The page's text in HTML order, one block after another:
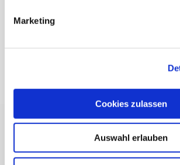
Marketing
Cookies zulassen
Auswahl erlauben
MEINE